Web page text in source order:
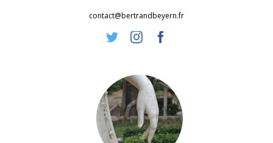
contact@bertrandbeyern.fr
TwitterInstagram